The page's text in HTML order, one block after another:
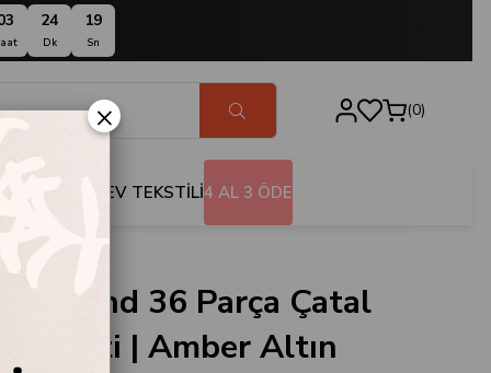
24
Dk
18
Sn
0
EV TEKSTİLİ4 AL 3 ÖDE
Diamond 36 Parça Çatal
Seti | Amber Altın
×